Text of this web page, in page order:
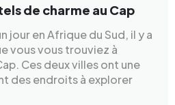
de charme au Cap
jour en Afrique du Sud, il y a
vous vous trouviez à
Ces deux villes ont une
des endroits à explorer